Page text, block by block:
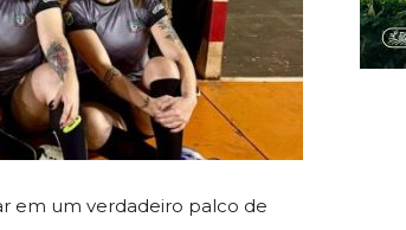
em um verdadeiro palco de